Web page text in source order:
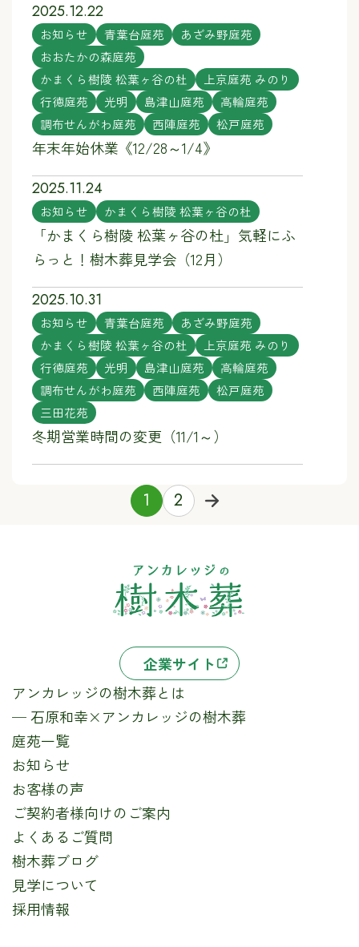
2025.12.22
お知らせ 青葉台庭苑
あざみ野庭苑
おおたかの森庭苑
かまくら樹陵 松葉ヶ谷の杜
上京庭苑 みのり
行徳庭苑
光明 島津山庭苑
高輪庭苑
調布せんがわ庭苑
西陣庭苑 松戸庭苑
年末年始休業《12/28～1/4》
2025.11.24
お知らせ かまくら樹陵 松葉ヶ谷の杜
「かまくら樹陵 松葉ヶ谷の杜」気軽にふ
らっと！樹木葬見学会（12月）
2025.10.31
お知らせ 青葉台庭苑
あざみ野庭苑
かまくら樹陵 松葉ヶ谷の杜
上京庭苑 みのり
行徳庭苑
光明 島津山庭苑
高輪庭苑
調布せんがわ庭苑
西陣庭苑
松戸庭苑
三田花苑
冬期営業時間の変更（11/1～）
1 2
企業サイト
アンカレッジの樹木葬とは
─ 石原和幸×アンカレッジの樹木葬
庭苑一覧
お知らせ
お客様の声
ご契約者様向けのご案内
よくあるご質問
樹木葬ブログ
見学について
採用情報